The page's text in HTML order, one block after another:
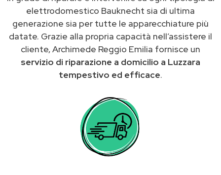
elettrodomestico Bauknecht sia di ultima
generazione sia per tutte le apparecchiature più
datate. Grazie alla propria capacità nell’assistere il
cliente, Archimede Reggio Emilia fornisce un
servizio di riparazione a domicilio a Luzzara
tempestivo ed efficace.